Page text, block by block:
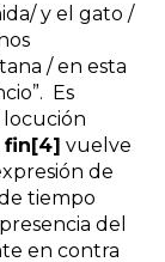
y el gato /
/ en esta
Es
fin[4] vuelve
de
tiempo
del
en contra